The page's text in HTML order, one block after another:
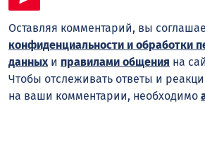
Оставляя комментарий, вы
конфиденциальности и обработки
данных и правилами общения на
Чтобы отслеживать ответы и
на ваши комментарии, необходимо